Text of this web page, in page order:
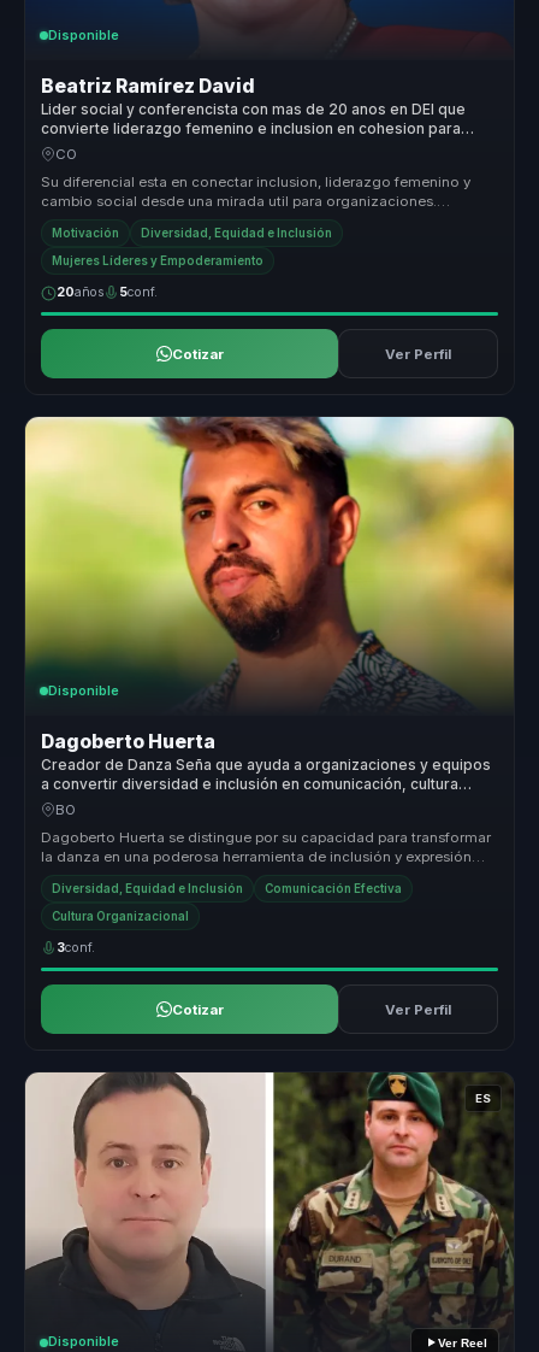
Disponible
Beatriz Ramírez David
Lider social y conferencista con mas de 20 anos en DEI que
convierte liderazgo femenino e inclusion en cohesion para
organizaciones.
CO
Su diferencial esta en conectar inclusion, liderazgo femenino y
cambio social desde una mirada util para organizaciones.
Convierte discur...
Motivación Diversidad, Equidad e Inclusión
Mujeres Líderes y Empoderamiento
20años 5conf.
Cotizar Ver Perfil
Disponible
Dagoberto Huerta
Creador de Danza Seña que ayuda a organizaciones y equipos
a convertir diversidad e inclusión en comunicación, cultura
inclusiva y cohesión.
BO
Dagoberto Huerta se distingue por su capacidad para transformar
la danza en una poderosa herramienta de inclusión y expresión
cultural. S...
Diversidad, Equidad e Inclusión Comunicación Efectiva
Cultura Organizacional
3conf.
Cotizar Ver Perfil
ES
Disponible Ver Reel